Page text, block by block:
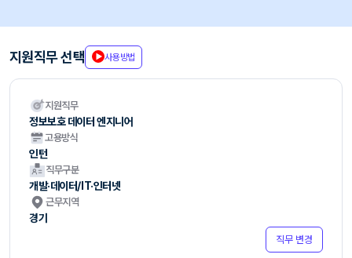
지원직무 선택 사용방법
지원직무
정보보호 데이터 엔지니어
고용방식
인턴
직무구분
개발·데이터/IT·인터넷
근무지역
경기
직무 변경